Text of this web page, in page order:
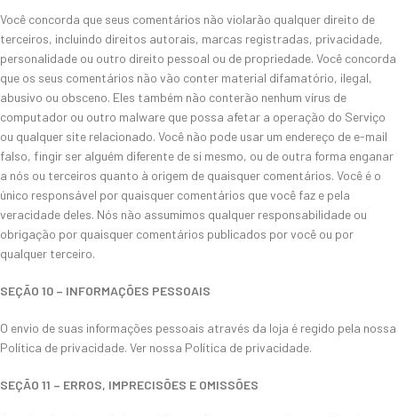
Você concorda que seus comentários não violarão qualquer direito de
terceiros, incluindo direitos autorais, marcas registradas, privacidade,
personalidade ou outro direito pessoal ou de propriedade. Você concorda
que os seus comentários não vão conter material difamatório, ilegal,
abusivo ou obsceno. Eles também não conterão nenhum vírus de
computador ou outro malware que possa afetar a operação do Serviço
ou qualquer site relacionado. Você não pode usar um endereço de e-mail
falso, fingir ser alguém diferente de si mesmo, ou de outra forma enganar
a nós ou terceiros quanto à origem de quaisquer comentários. Você é o
único responsável por quaisquer comentários que você faz e pela
veracidade deles. Nós não assumimos qualquer responsabilidade ou
obrigação por quaisquer comentários publicados por você ou por
qualquer terceiro.
SEÇÃO 10 – INFORMAÇÕES PESSOAIS
O envio de suas informações pessoais através da loja é regido pela nossa
Política de privacidade. Ver nossa Política de privacidade.
SEÇÃO 11 – ERROS, IMPRECISÕES E OMISSÕES